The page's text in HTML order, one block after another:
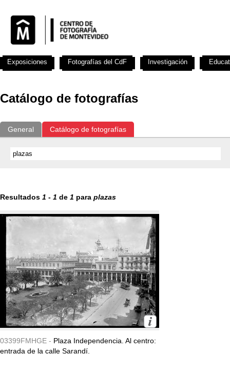
Catálogo de fotografías
General Catálogo de fotografías
Resultados 1 - 1 de 1 para plazas
03399FMHGE - Plaza Independencia. Al centro:
entrada de la calle Sarandí.
Exposiciones Fotografías del CdF Investigación